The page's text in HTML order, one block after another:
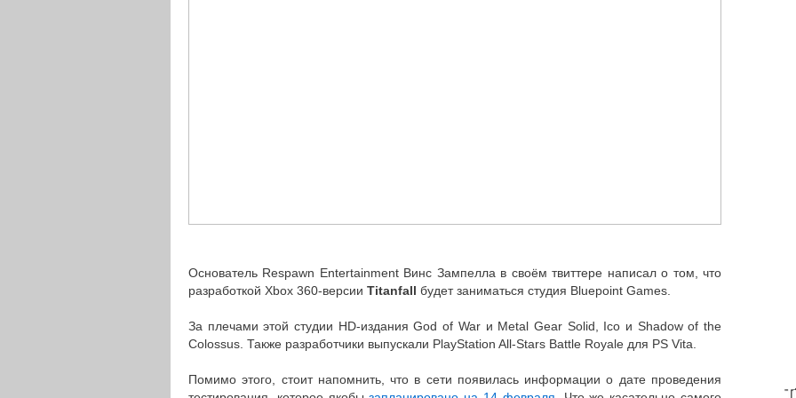
Основатель Respawn Entertainment Винс Зампелла в своём твиттере написал о том, что
разработкой Xbox 360-версии Titanfall будет заниматься студия Bluepoint Games.
За плечами этой студии HD-издания God of War и Metal Gear Solid, Ico и Shadow of the
Colossus. Также разработчики выпускали PlayStation All-Stars Battle Royale для PS Vita.
Помимо этого, стоит напомнить, что в сети появилась информации о дате проведения